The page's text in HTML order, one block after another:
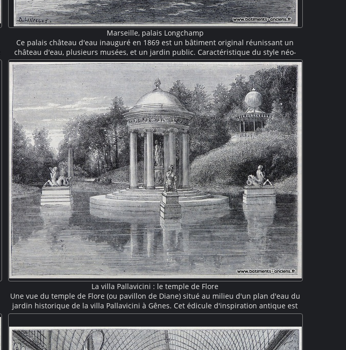
Marseille, palais Longchamp
Ce palais château d'eau inauguré en 1869 est un bâtiment original réunissant un
château d'eau, plusieurs musées, et un jardin public. Caractéristique du style néo-
classique, il présente plusieurs pavillons reliés par une colonnade, le tout
surplombant une imposante pièce d'eau agrémentée de statues.
La villa Pallavicini : le temple de Flore
Une vue du temple de Flore (ou pavillon de Diane) situé au milieu d'un plan d'eau du
jardin historique de la villa Pallavicini à Gênes. Cet édicule d'inspiration antique est
composé d'une coupole portée par huit colonnes prenant appui sur un podium de
quelques marches. Elle est entourée de quatre statues de chimères (tritons ?). La villa
Durazzo-Pallavicini, construite au milieu du XIXe siècle est aujourd'hui le musée
archéologique de la Ligurie.